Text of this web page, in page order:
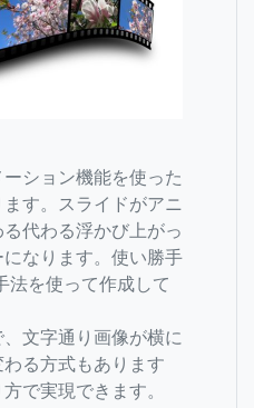
ション機能を使った
す。スライドがアニ
代わる浮かび上がっ
なります。使い勝手
を使って作成して
文字通り画像が横に
る方式もあります
で実現できます。